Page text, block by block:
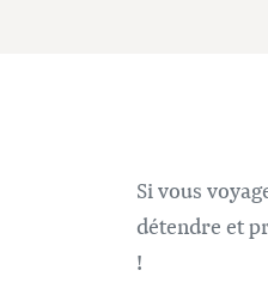
Si vous
détendre et
!